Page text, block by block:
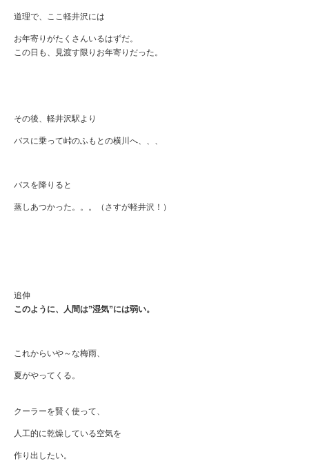
道理で、ここ軽井沢には
お年寄りがたくさんいるはずだ。
この日も、見渡す限りお年寄りだった。
その後、軽井沢駅より
バスに乗って峠のふもとの横川へ、、、
バスを降りると
蒸しあつかった。。。（さすが軽井沢！）
追伸
このように、人間は”湿気”には弱い。
これからいや～な梅雨、
夏がやってくる。
クーラーを賢く使って、
人工的に乾燥している空気を
作り出したい。